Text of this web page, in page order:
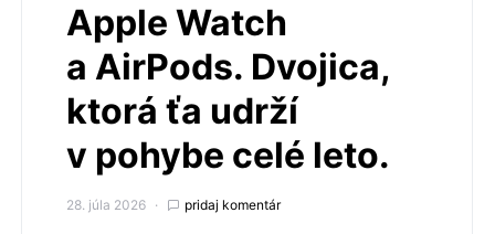
Apple Watch
a AirPods. Dvojica,
ktorá ťa udrží
v pohybe celé leto.
28. júla 2026 pridaj komentár